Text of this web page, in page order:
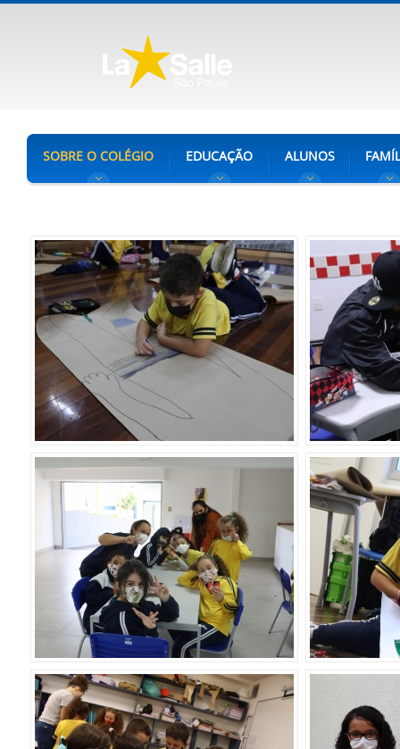
SOBRE O COLÉGIO EDUCAÇÃO ALUNOS